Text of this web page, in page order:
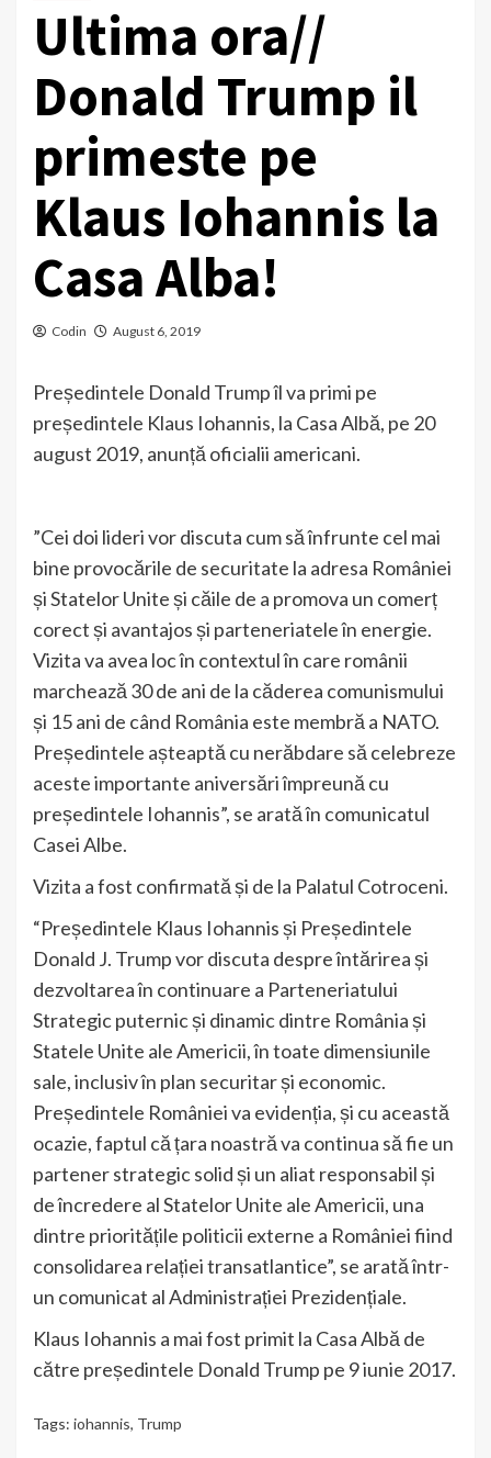
Ultima ora//
Donald Trump il
primeste pe
Klaus Iohannis la
Casa Alba!
Codin August 6, 2019
Președintele Donald Trump îl va primi pe
președintele Klaus Iohannis, la Casa Albă, pe 20
august 2019, anunță oficialii americani.
”Cei doi lideri vor discuta cum să înfrunte cel mai
bine provocările de securitate la adresa României
și Statelor Unite și căile de a promova un comerț
corect și avantajos și parteneriatele în energie.
Vizita va avea loc în contextul în care românii
marchează 30 de ani de la căderea comunismului
și 15 ani de când România este membră a NATO.
Președintele așteaptă cu nerăbdare să celebreze
aceste importante aniversări împreună cu
președintele Iohannis”, se arată în comunicatul
Casei Albe.
Vizita a fost confirmată și de la Palatul Cotroceni.
“Președintele Klaus Iohannis și Președintele
Donald J. Trump vor discuta despre întărirea și
dezvoltarea în continuare a Parteneriatului
Strategic puternic și dinamic dintre România și
Statele Unite ale Americii, în toate dimensiunile
sale, inclusiv în plan securitar și economic.
Președintele României va evidenția, și cu această
ocazie, faptul că țara noastră va continua să fie un
partener strategic solid și un aliat responsabil și
de încredere al Statelor Unite ale Americii, una
dintre prioritățile politicii externe a României fiind
consolidarea relației transatlantice”, se arată într-
un comunicat al Administrației Prezidențiale.
Klaus Iohannis a mai fost primit la Casa Albă de
către președintele Donald Trump pe 9 iunie 2017.
Tags: iohannis, Trump